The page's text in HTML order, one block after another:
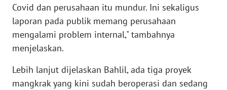
Covid dan perusahaan itu mundur. Ini sekaligus
laporan pada publik memang perusahaan
mengalami problem internal," tambahnya
menjelaskan.
Lebih lanjut dijelaskan Bahlil, ada tiga proyek
mangkrak yang kini sudah beroperasi dan sedang
Wahana
News
Regional
SUMUT